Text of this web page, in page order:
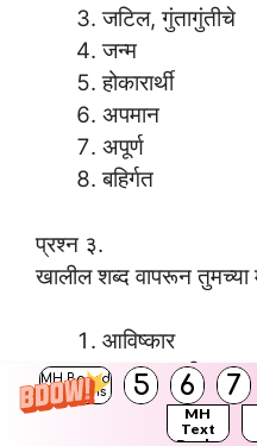
MH Board
Solutions
5 6 7
MH
Text
जटिल, गुंतागुंतीचे
जन्म
होकारार्थी
अपमान
अपूर्ण
बहिर्गत
प्रश्न ३.
खालील शब्द वापरून तुमच्या
आविष्कार
कल्पनाशक्ती